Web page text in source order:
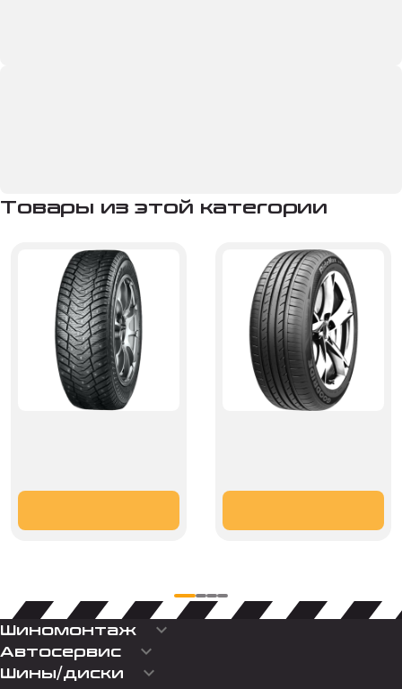
Товары из этой категории
Шиномонтаж keyboard_arrow_down
Автосервис keyboard_arrow_down
Шины/диски keyboard_arrow_down